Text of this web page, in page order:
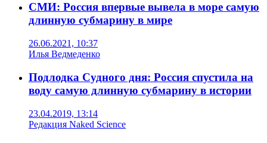
СМИ: Россия впервые вывела в море самую
длинную субмарину в мире
26.06.2021, 10:37
Илья Ведмеденко
Подлодка Судного дня: Россия спустила на
воду самую длинную субмарину в истории
23.04.2019, 13:14
Редакция Naked Science